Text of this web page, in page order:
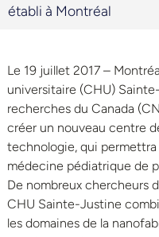
établi à Montréal
Le 19 juillet 2017 –
universitaire (CHU)
recherches du Canada
créer un nouveau centre
technologie, qui permettra
médecine pédiatrique de
De nombreux chercheurs
CHU Sainte-Justine
les domaines de la